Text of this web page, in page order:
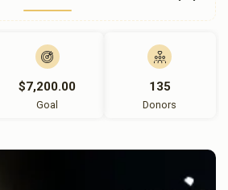
$7,200.00
Goal
135
Donors